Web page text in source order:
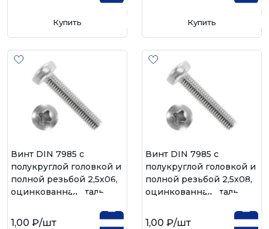
Купить Купить
Винт DIN 7985 с
полукруглой головкой и
полной резьбой 2,5х06,
оцинкованная сталь
1,00 ₽/шт
Винт DIN 7985 с
полукруглой головкой и
полной резьбой 2,5х08,
оцинкованная сталь
1,00 ₽/шт